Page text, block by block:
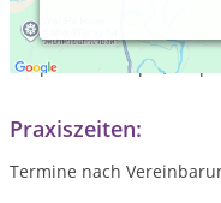
Ganzheitliche Therapien,
Labordiagnostik,
Gesprächstherapie,
Praxiszeiten:
Termine nach